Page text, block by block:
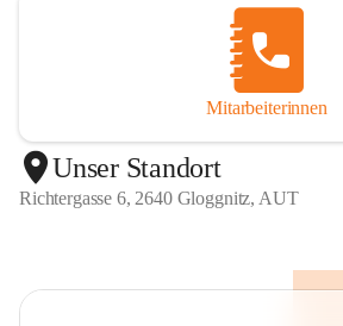
Mitarbeiterinnen
Unser Standort
Richtergasse 6, 2640 Gloggnitz, AUT